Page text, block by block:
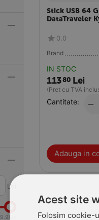
Stick USB 64
DataTraveler
0.0
Brand
IN STOC
11380 Lei
(Pret cu TVA
Cantitate: −
Adauga in
Lei
Lei
Acest site
Folosim cookie-